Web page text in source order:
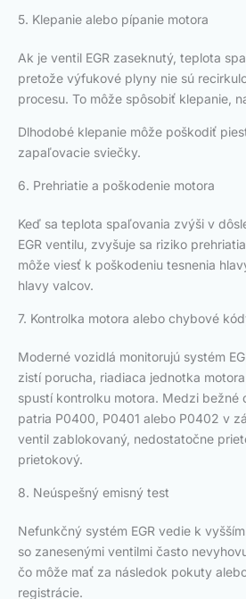
5. Klepanie alebo pípanie motora
Ak je ventil EGR zaseknutý, teplota
pretože výfukové plyny nie sú
procesu. To môže spôsobiť klepanie,
Dlhodobé klepanie môže poškodiť
zapaľovacie sviečky.
6. Prehriatie a poškodenie motora
Keď sa teplota spaľovania zvýši v
EGR ventilu, zvyšuje sa riziko
môže viesť k poškodeniu tesnenia
hlavy valcov.
7. Kontrolka motora alebo chybové
Moderné vozidlá monitorujú systém
zistí porucha, riadiaca jednotka
spustí kontrolku motora. Medzi bežné
patria P0400, P0401 alebo P0402 v
ventil zablokovaný, nedostatočne
prietokový.
8. Neúspešný emisný test
Nefunkčný systém EGR vedie k
so zanesenými ventilmi často
čo môže mať za následok pokuty
registrácie.